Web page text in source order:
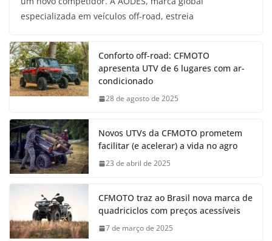
especializada em veículos off-road, estreia
Conforto off-road: CFMOTO
apresenta UTV de 6 lugares com ar-
condicionado
28 de agosto de 2025
Novos UTVs da CFMOTO prometem
facilitar (e acelerar) a vida no agro
23 de abril de 2025
CFMOTO traz ao Brasil nova marca de
quadriciclos com preços acessíveis
7 de março de 2025